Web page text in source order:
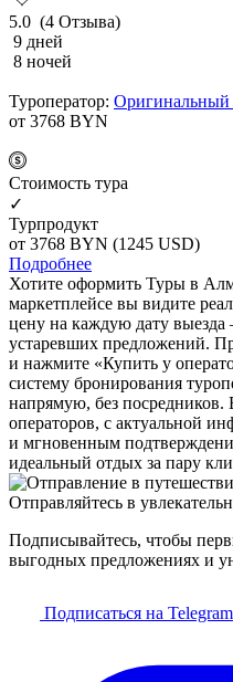
5.0 (4 Отзыва)
9 дней
8 ночей
Туроператор: Оригинальный
от 3768 BYN
Cтоимость тура
✓
Турпродукт
от 3768 BYN (1245 USD)
Подробнее
Хотите оформить Туры в
маркетплейсе вы видите
цену на каждую дату
устаревших предложений.
и нажмите «Купить у
систему бронирования
напрямую, без
операторов, с актуальной
и мгновенным
идеальный отдых за пару
Отправляйтесь в
Подписывайтесь, чтобы
выгодных предложениях и
Подписаться на Telegram